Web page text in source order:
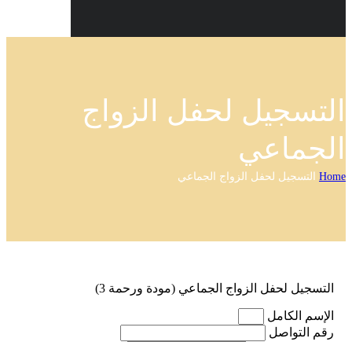
التسجيل لحفل الزواج
الجماعي
Home التسجيل لحفل الزواج الجماعي
التسجيل لحفل الزواج الجماعي (مودة ورحمة 3)
الإسم الكامل
رقم التواصل